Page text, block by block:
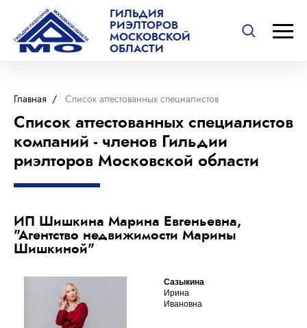
ГИЛЬДИЯ
РИЭЛТОРОВ
МОСКОВСКОЙ
ОБЛАСТИ
Главная / Список аттестованных специалистов
Список аттестованных специалистов
компаний - членов Гильдии
риэлторов Московской области
ИП Шишкина Марина Евгеньевна,
"Агентство недвижимости Марины
Шишкиной"
Сазыкина
Ирина
Ивановна